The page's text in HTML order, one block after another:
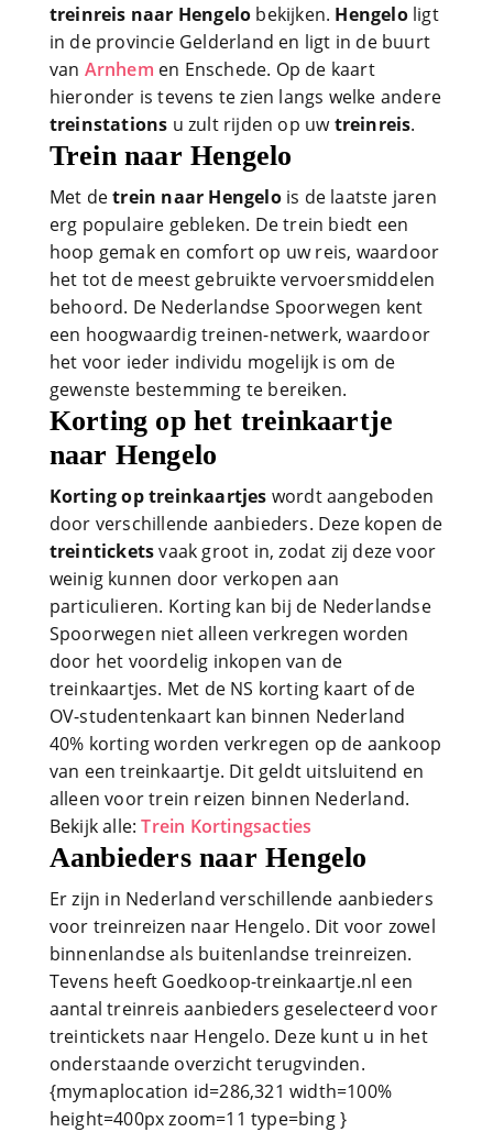
treinreis naar Hengelo bekijken. Hengelo ligt
in de provincie Gelderland en ligt in de buurt
van Arnhem en Enschede. Op de kaart
hieronder is tevens te zien langs welke andere
treinstations u zult rijden op uwtreinreis.
Trein naar Hengelo
Met detrein naar Hengelois de laatste jaren
erg populaire gebleken. De trein biedt een
hoop gemak en comfort op uw reis, waardoor
het tot de meest gebruikte vervoersmiddelen
behoord. De Nederlandse Spoorwegen kent
een hoogwaardig treinen-netwerk, waardoor
het voor ieder individu mogelijk is om de
gewenste bestemming te bereiken.
Korting op het treinkaartje
naar Hengelo
Korting op treinkaartjes wordt aangeboden
door verschillende aanbieders. Deze kopen de
treinticketsvaak groot in, zodat zij deze voor
weinig kunnen door verkopen aan
particulieren. Korting kan bij de Nederlandse
Spoorwegen niet alleen verkregen worden
door het voordelig inkopen van de
treinkaartjes. Met de NS korting kaart of de
OV-studentenkaart kan binnen Nederland
40% korting worden verkregen op de aankoop
van een treinkaartje. Dit geldt uitsluitend en
alleen voor trein reizen binnen Nederland.
Bekijk alle:Trein Kortingsacties
Aanbieders naar Hengelo
Er zijn in Nederland verschillende aanbieders
voor treinreizen naar Hengelo. Dit voor zowel
binnenlandse als buitenlandse treinreizen.
Tevens heeft Goedkoop-treinkaartje.nl een
aantal treinreis aanbieders geselecteerd voor
treintickets naar Hengelo. Deze kunt u in het
onderstaande overzicht terugvinden.
{mymaplocation id=286,321 width=100%
height=400px zoom=11 type=bing }